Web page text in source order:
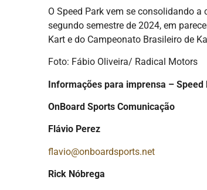
O Speed Park vem se consolidando
segundo semestre de 2024, em
Kart e do Campeonato Brasileiro de
Foto: Fábio Oliveira/ Radical Motors
Informações para imprensa – Speed
OnBoard Sports Comunicação
Flávio Perez
flavio@onboardsports.net
Rick Nóbrega